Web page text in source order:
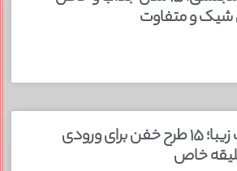
شیک و متفاوت
جا کفشی شیک زیبا؛ ۱۵ طرح خفن برای ورودی
خاص